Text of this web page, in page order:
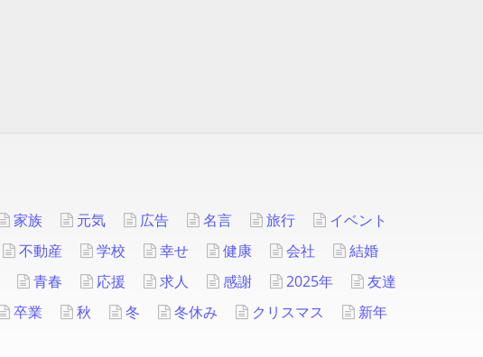
家族 元気 広告 名言 旅行
イベント
不動産 学校 幸せ 健康 会社
結婚
青春 応援 求人 感謝 2025年
友達
卒業 秋 冬 冬休み クリスマス
新年